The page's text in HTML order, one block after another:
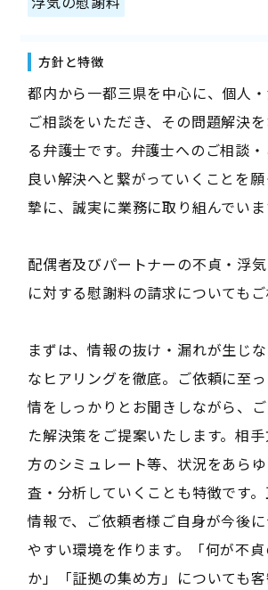
方針と特徴
都内から一都三県を中心に、個人
ご相談をいただき、その問題解決
る弁護士です。弁護士へのご相談
良い解決へと繋がっていくことを
摯に、誠実に業務に取り組んでいま
配偶者及びパートナーの不貞・浮
に対する慰謝料の請求についてもご
まずは、情報の抜け・漏れが生じ
なヒアリングを徹底。ご依頼に至
情をしっかりとお聞きしながら、
た解決策をご提案いたします。相
方のシミュレート等、状況をあら
査・分析していくことも特徴です
情報で、ご依頼者様ご自身が今後
やすい環境を作ります。「何が不
か」「証拠の集め方」についても